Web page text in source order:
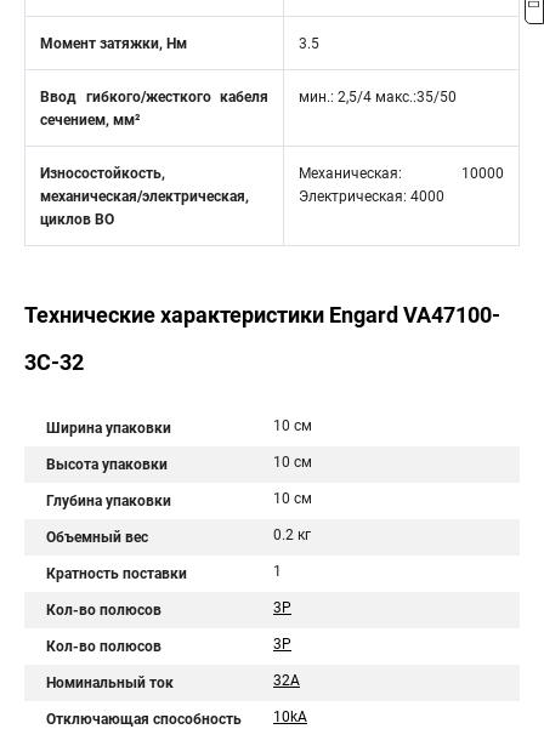
Момент затяжки, Нм 3.5
Ввод гибкого/жесткого кабеля
сечением, мм²
мин.: 2,5/4 макс.:35/50
Износостойкость,
механическая/электрическая,
циклов ВО
Механическая: 10000
Электрическая: 4000
Технические характеристики Engard VA47100-
3C-32
Ширина упаковки 10 см
Высота упаковки 10 см
Глубина упаковки 10 см
Объемный вес 0.2 кг
Кратность поставки 1
Кол-во полюсов 3P
Кол-во полюсов 3Р
Номинальный ток 32A
Отключающая способность 10kA